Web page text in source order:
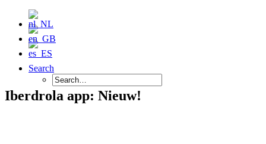
Search
Iberdrola app: Nieuw!